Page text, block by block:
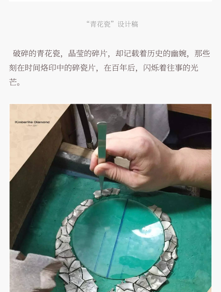
“青花瓷”设计稿
破碎的青花瓷，晶莹的碎片，却记载着历史的幽婉，那些
刻在时间烙印中的碎瓷片，在百年后，闪烁着往事的光
芒。